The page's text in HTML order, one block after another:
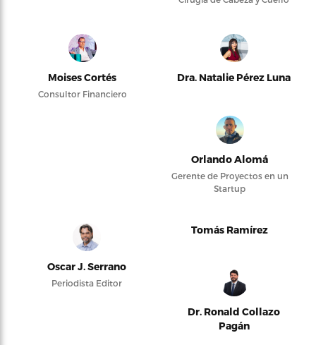
Moises Cortés
Consultor Financiero
Dra. Natalie Pérez Luna
Orlando Alomá
Gerente de Proyectos en un
Startup
Oscar J. Serrano
Periodista Editor
Tomás Ramírez
Dr. Ronald Collazo
Pagán